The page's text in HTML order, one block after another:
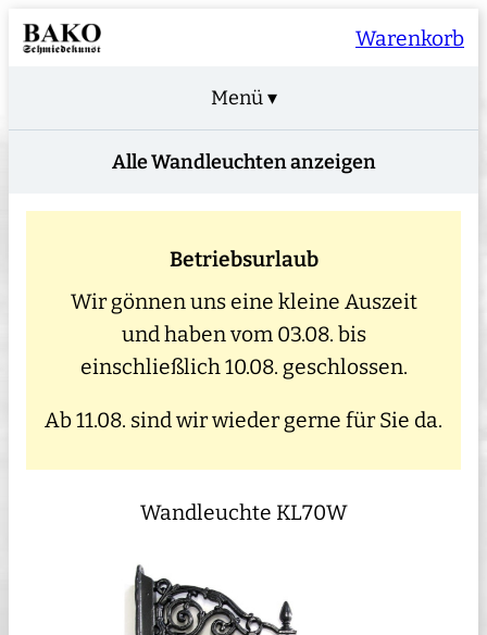
Warenkorb
Menü ▾
Alle Wandleuchten anzeigen
Betriebsurlaub
Wir gönnen uns eine kleine Auszeit
und haben vom 03.08. bis
einschließlich 10.08. geschlossen.
Ab 11.08. sind wir wieder gerne für Sie da.
Wandleuchte KL70W